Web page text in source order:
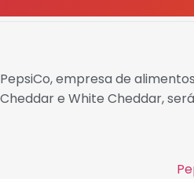
PepsiCo, empresa de
Cheddar e White Cheddar,